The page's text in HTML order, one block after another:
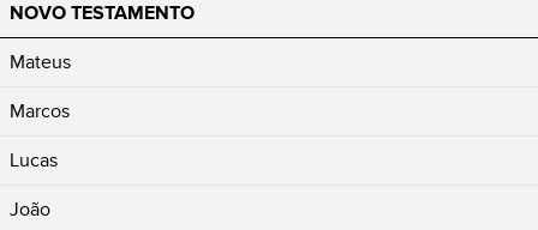
NOVO TESTAMENTO
Mateus
Marcos
Lucas
João